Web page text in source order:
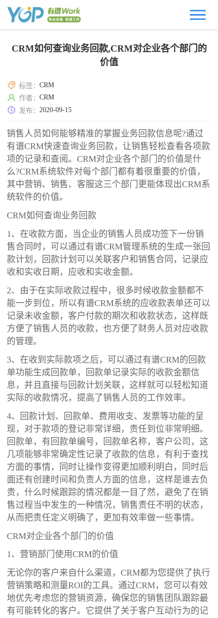
CRM如何查询业务回款,CRM对企业各个部门的
价值
标签：CRM
作者：CRM
发布：2020-09-15
销售人员如何能够精准的掌握业务回款信息呢?通过
有谱CRM快速查询业务回款，让销售轻松查看各项款
项的记录和查阅。CRM对企业各个部门的价值是什
么?CRM系统软件对每个部门都有着很重要的价值，
其中营销、销售、客服这三个部门更能体现出CRM系
统软件的价值。
CRM如何查询业务回款
1、在收款方面，当企业的销售人员成功签下一份销
售合同时，可以通过有谱CRM管理系统的生成一张回
款计划，回款计划可以关联客户和销售合同，记录应
收和实收日期，应收和实收金额。
2、由于在实际收款过程中，很多时候收款金额都不
能一步到位，所以有谱CRM系统的应收款表单还可以
记录未收金额，客户付款的期次和收款状态，这样既
方便了销售人员的收款，也方便了财务人员对应收款
的管理。
3、在收到实际款项之后，可以通过有谱CRM的回款
单功能生成回款单，回款单记录实际的收款金额信
息，并且直接与回款计划关联，这样就可以轻松知道
实际的收款情况，提高了销售人员的工作效率。
4、回款计划、回款单、费用收支、发票等功能的呈
现，对于款项的登记非常详细，责任到位非常明细。
回款单，有回款单编号，回款单名称，客户公司，这
几项能够非常确定性记录了收款的信息，有利于查找
方面的事情，同时让操作变得更加顺利明白，同时后
面还有创建时间和负责人方面的信息，这样是谁去负
责，什么时候跟踪的情况都是一目了然，避免了在销
售过程当中发生的一种情况，销售责任不明的状态，
从而把责任定义明确了，更加有效率做一些事情。
CRM对企业各个部门的价值
1、营销部门使用CRM的价值
无论你的客户来自什么渠道，CRM都为您提供了执行
营销策略和测量ROI的工具。通过CRM，您可以有效
地优先考虑您的营销资源，确保您的销售团队跟踪最
有可能转化的客户。它提供了关于客户互动行为的记